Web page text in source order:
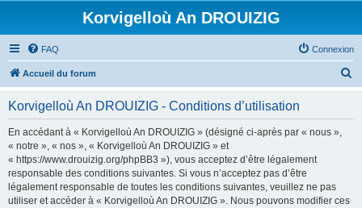
Korvigelloù An DROUIZIG
FAQ Connexion
Accueil du forum
Korvigelloù An DROUIZIG - Conditions d’utilisation
En accédant à « Korvigelloù An DROUIZIG » (désigné ci-après par « nous »,
« notre », « nos », « Korvigelloù An DROUIZIG » et
« https://www.drouizig.org/phpBB3 »), vous acceptez d’être légalement
responsable des conditions suivantes. Si vous n’acceptez pas d’être
légalement responsable de toutes les conditions suivantes, veuillez ne pas
utiliser et accéder à « Korvigelloù An DROUIZIG ». Nous pouvons modifier ces